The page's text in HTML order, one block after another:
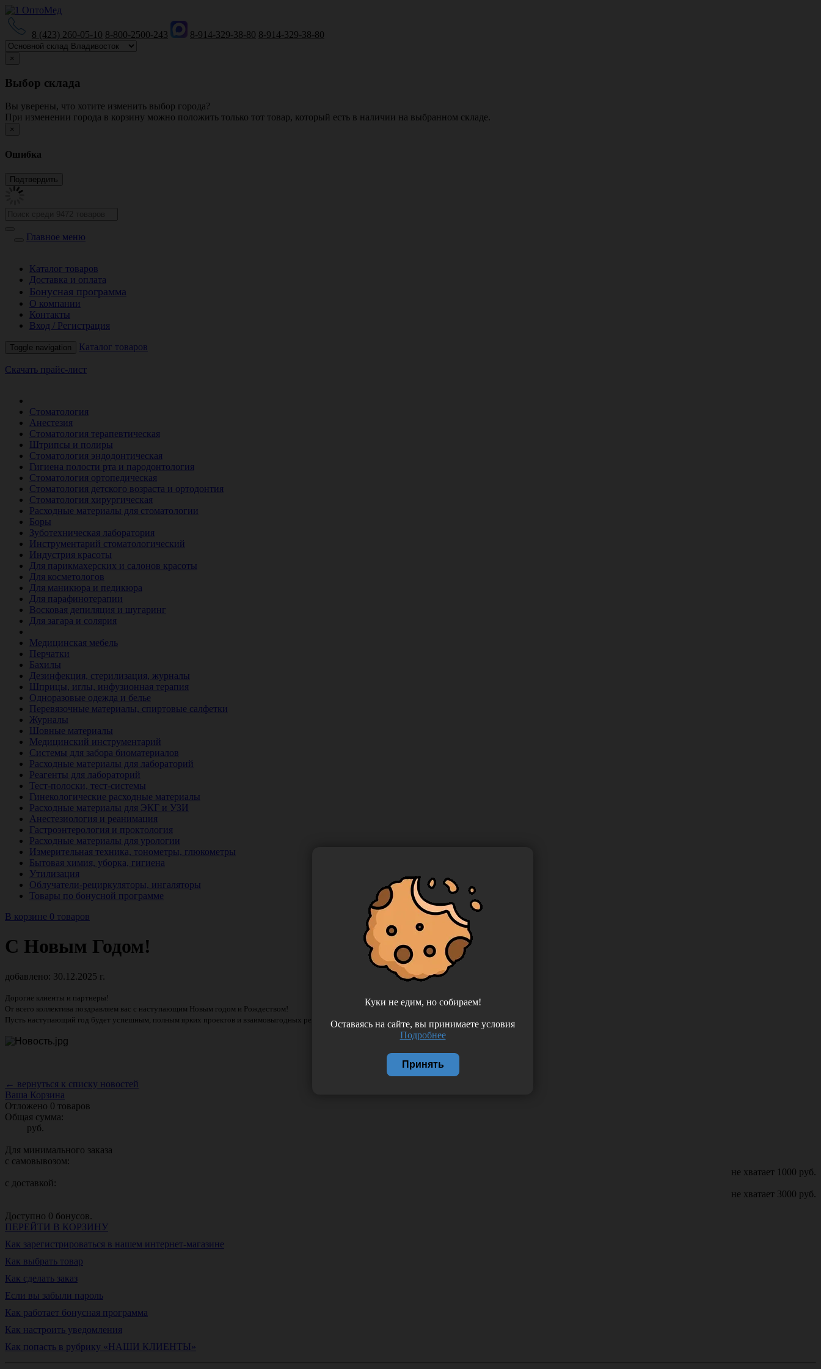
8 (423) 260-05-10 8-800-2500-243 8-914-329-38-80 8-914-329-38-80
×
Выбор склада
Вы уверены, что хотите изменить выбор города?
При изменении города в корзину можно положить только тот товар, который есть в наличии на выбранном складе.
×
Ошибка
Главное меню
Каталог товаров
Доставка и оплата
Бонусная программа
О компании
Контакты
Вход / Регистрация
Toggle navigation Каталог товаров
Скачать прайс-лист
Стоматология
Анестезия
Стоматология терапевтическая
Штрипсы и полиры
Стоматология эндодонтическая
Гигиена полости рта и пародонтология
Стоматология ортопедическая
Стоматология детского возраста и ортодонтия
Стоматология хирургическая
Расходные материалы для стоматологии
Боры
Зуботехническая лаборатория
Инструментарий стоматологический
Индустрия красоты
Для парикмахерских и салонов красоты
Для косметологов
Для маникюра и педикюра
Для парафинотерапии
Восковая депиляция и шугаринг
Для загара и солярия
Медицинская мебель
Перчатки
Бахилы
Дезинфекция, стерилизация, журналы
Шприцы, иглы, инфузионная терапия
Одноразовые одежда и белье
Перевязочные материалы, спиртовые салфетки
Журналы
Шовные материалы
Медицинский инструментарий
Системы для забора биоматериалов
Расходные материалы для лабораторий
Реагенты для лабораторий
Тест-полоски, тест-системы
Гинекологические расходные материалы
Расходные материалы для ЭКГ и УЗИ
Анестезиология и реанимация
Гастроэнтерология и проктология
Расходные материалы для урологии
Измерительная техника, тонометры, глюкометры
Бытовая химия, уборка, гигиена
Утилизация
Облучатели-рециркуляторы, ингаляторы
Товары по бонусной программе
В корзине 0 товаров
С Новым Годом!
добавлено: 30.12.2025 г.
Дорогие клиенты и партнеры!
От всего коллектива поздравляем вас с наступающим Новым годом и Рождеством!
Пусть наступающий год будет успешным, полным ярких проектов и взаимовыгодных решений!
← вернуться к списку новостей
Ваша Корзина
Отложено 0 товаров
Общая сумма:
руб.
Для минимального заказа
с самовывозом:
не хватает 1000 руб.
с доставкой:
не хватает 3000 руб.
Доступно 0 бонусов.
ПЕРЕЙТИ В КОРЗИНУ
Как зарегистрироваться в нашем интернет-магазине
Как выбрать товар
Как сделать заказ
Если вы забыли пароль
Как работает бонусная программа
Как настроить уведомления
Как попасть в рубрику «НАШИ КЛИЕНТЫ»
Куки не едим, но собираем!
Оставаясь на сайте, вы принимаете условия
Подробнее
Принять